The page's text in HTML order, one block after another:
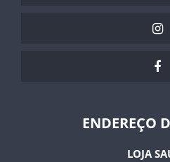
ENDEREÇO
LOJA